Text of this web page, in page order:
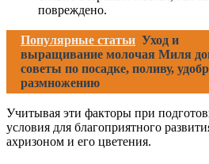
повреждено.
Популярные статьи Уход и
выращивание молочая Миля
советы по посадке, поливу,
размножению
Учитывая эти факторы при
условия для благоприятного
ахризоном и его цветения.